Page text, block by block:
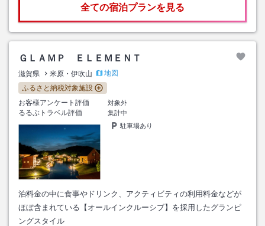
全ての宿泊プランを見る
ＧＬＡＭＰ ＥＬＥＭＥＮＴ
滋賀県 米原・伊吹山
地図
ふるさと納税対象施設
お客様アンケート評価
対象外
るるぶトラベル評価
集計中
駐車場あり
泊料金の中に食事やドリンク、アクティビティの利用料金などが
ほぼ含まれている【オールインクルーシブ】を採用したグランピ
ングスタイル